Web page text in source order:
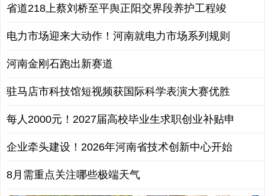
省道218上蔡刘桥至平舆正阳交界段养护工程竣
电力市场迎来大动作！河南就电力市场系列规则
河南金刚石跑出新赛道
驻马店市科技馆短视频获国际科学表演大赛优胜
每人2000元！2027届高校毕业生求职创业补贴申
企业牵头建设！2026年河南省技术创新中心开始
8月需重点关注哪些极端天气